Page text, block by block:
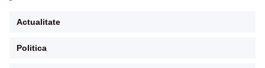
Actualitate
Politica